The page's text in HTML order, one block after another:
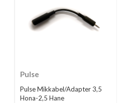
Pulse
Pulse Mikkabel/Adapter 3,5
Hona-2,5 Hane